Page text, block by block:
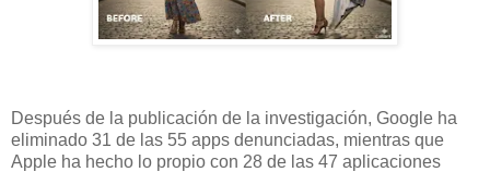
Después de la publicación de la investigación, Google ha
eliminado 31 de las 55 apps denunciadas, mientras que
Apple ha hecho lo propio con 28 de las 47 aplicaciones